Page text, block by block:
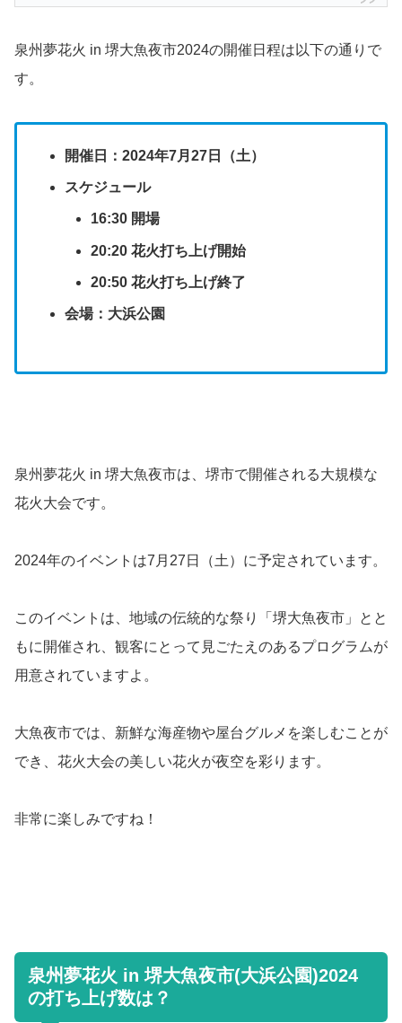
泉州夢花火 in 堺大魚夜市2024の開催日程は以下の通りで
す。
開催日：2024年7月27日（土）
スケジュール
16:30 開場
20:20 花火打ち上げ開始
20:50 花火打ち上げ終了
会場：大浜公園
泉州夢花火 in 堺大魚夜市は、堺市で開催される大規模な
花火大会です。
2024年のイベントは7月27日（土）に予定されています。
このイベントは、地域の伝統的な祭り「堺大魚夜市」とと
もに開催され、観客にとって見ごたえのあるプログラムが
用意されていますよ。
大魚夜市では、新鮮な海産物や屋台グルメを楽しむことが
でき、花火大会の美しい花火が夜空を彩ります。
非常に楽しみですね！
泉州夢花火 in 堺大魚夜市(大浜公園)2024
の打ち上げ数は？